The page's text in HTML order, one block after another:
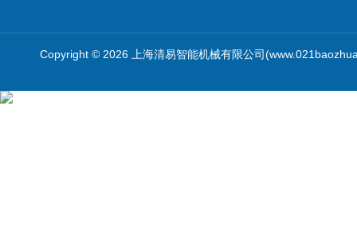
Copyright © 2026 上海清易智能机械有限公司